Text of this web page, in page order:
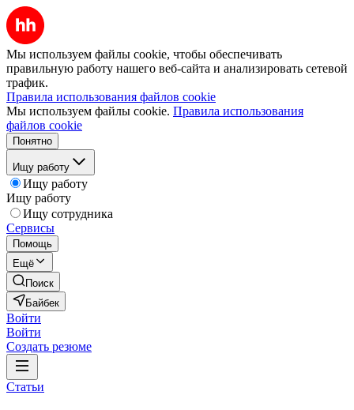
Мы используем файлы cookie, чтобы обеспечивать
правильную работу нашего веб-сайта и анализировать сетевой
трафик.
Правила использования файлов cookie
Мы используем файлы cookie. Правила использования
файлов cookie
Понятно
Ищу работу
Ищу работу
Ищу работу
Ищу сотрудника
Сервисы
Помощь
Ещё
Поиск
Байбек
Войти
Войти
Создать резюме
Статьи